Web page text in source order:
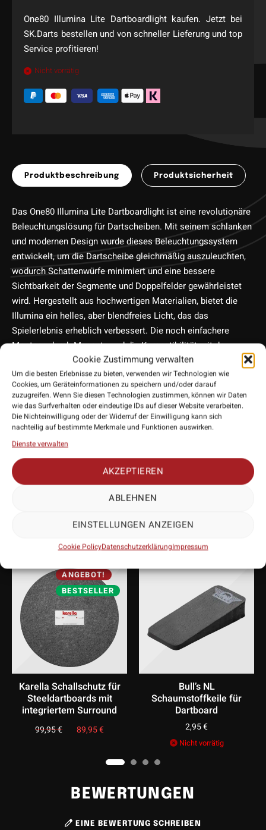
Cookie Zustimmung verwalten
Um die besten Erlebnisse zu bieten, verwenden wir Technologien wie
Cookies, um Geräteinformationen zu speichern und/oder darauf
zuzugreifen. Wenn Sie diesen Technologien zustimmen, können wir Daten
wie das Surfverhalten oder eindeutige IDs auf dieser Website verarbeiten.
Die Nichteinwilligung oder der Widerruf der Einwilligung kann sich
nachteilig auf bestimmte Merkmale und Funktionen auswirken.
Dienste verwalten
AKZEPTIEREN
ABLEHNEN
EINSTELLUNGEN ANZEIGEN
Cookie PolicyDatenschutzerklärungImpressum
One80 Illumina Lite Dartboardlight kaufen. Jetzt bei
SK.Darts bestellen und von schneller Lieferung und top
Service profitieren!
Nicht vorrätig
Produktbeschreibung Produktsicherheit
Das One80 Illumina Lite Dartboardlight ist eine revolutionäre
Beleuchtungslösung für Dartscheiben. Mit seinem schlanken
und modernen Design wurde dieses Beleuchtungssystem
entwickelt, um die Dartscheibe gleichmäßig auszuleuchten,
wodurch Schattenwürfe minimiert und eine bessere
Sichtbarkeit der Segmente und Doppelfelder gewährleistet
wird. Hergestellt aus hochwertigen Materialien, bietet die
Illumina ein helles, aber blendfreies Licht, das das
Spielerlebnis erheblich verbessert. Die noch einfachere
Montage durch Magnete und die Kompatibilität mit den
meisten Standard-Dartscheiben machen es zu einer
bevorzugten Wahl für Dart-Enthusiasten weltweit.
• Hersteller: One80
• Anwendung: Steeldartboards
• Lieferumfang: 1 Stück
PASSENDES
ZUBEHÖR
ANGEBOT!
für
mit
Surround
Ursprünglicher
89,95€Aktueller
Preis
Bull’s NL
Schaumstoffkeile für
Dartboard
BEWERTUNGEN
EINE BEWERTUNG SCHREIBEN